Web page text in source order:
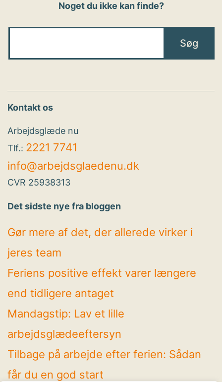
Noget du ikke kan finde?
Kontakt os
Arbejdsglæde nu
Tlf.: 2221 7741
info@arbejdsglaedenu.dk
CVR 25938313
Det sidste nye fra bloggen
Gør mere af det, der allerede virker i
jeres team
Feriens positive effekt varer længere
end tidligere antaget
Mandagstip: Lav et lille
arbejdsglædeeftersyn
Tilbage på arbejde efter ferien: Sådan
får du en god start